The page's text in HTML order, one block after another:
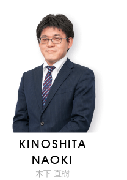
KINOSHITA
NAOKI
木下 直樹